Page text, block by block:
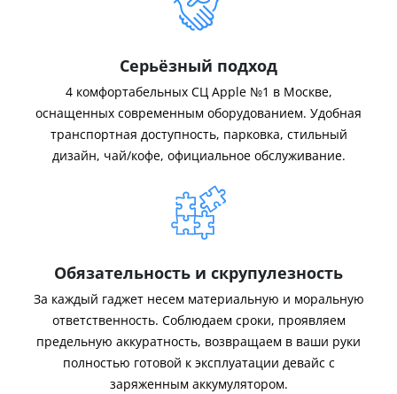
Серьёзный подход
4 комфортабельных СЦ Apple №1 в Москве,
оснащенных современным оборудованием. Удобная
транспортная доступность, парковка, стильный
дизайн, чай/кофе, официальное обслуживание.
Обязательность и скрупулезность
За каждый гаджет несем материальную и моральную
ответственность. Соблюдаем сроки, проявляем
предельную аккуратность, возвращаем в ваши руки
полностью готовой к эксплуатации девайс с
заряженным аккумулятором.